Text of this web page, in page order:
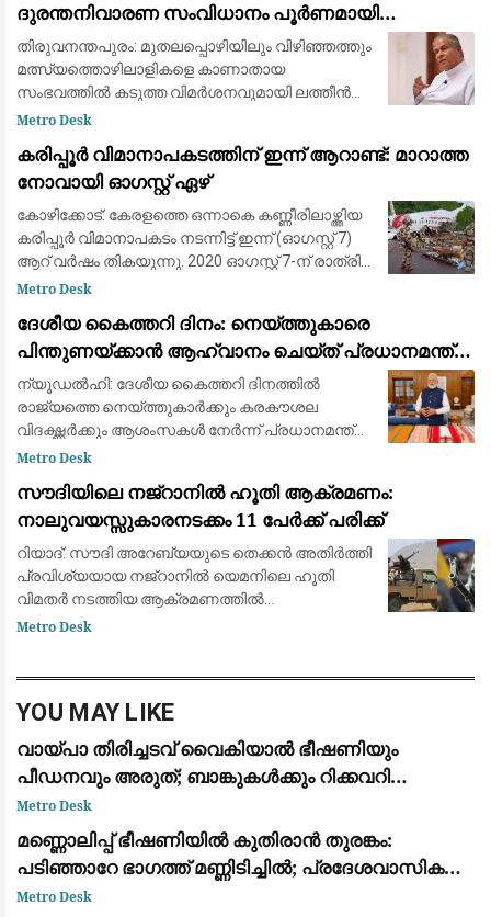
ദുരന്തനിവാരണ സംവിധാനം പൂർണമായി
പരാജയപ്പെട്ടു; കടുത്ത വിമർശനവുമായി ഫാ. യൂജിൻ
പെരേര
തിരുവനന്തപുരം: മുതലപ്പൊഴിയിലും വിഴിഞ്ഞത്തും
മത്സ്യത്തൊഴിലാളികളെ കാണാതായ
സംഭവത്തില്‍ കടുത്ത വിമര്‍ശനവുമായി ലത്തീന്‍
സഭ വികാരി ജനറല്‍ ഫാ. യൂജിന്‍ പെരേര. സംഭവം
Metro Desk
കരിപ്പൂർ വിമാനാപകടത്തിന് ഇന്ന് ആറാണ്ട്: മാറാത്ത
നോവായി ഓഗസ്റ്റ് ഏഴ്
കോഴിക്കോട്: കേരളത്തെ ഒന്നാകെ കണ്ണീരിലാഴ്ത്തിയ
കരിപ്പൂർ വിമാനാപകടം നടന്നിട്ട് ഇന്ന് (ഓഗസ്റ്റ് 7)
ആറ് വർഷം തികയുന്നു. 2020 ഓഗസ്റ്റ് 7-ന് രാത്രി
കനത്ത മഴയത്ത് ദുബായിൽ നിന്ന് എത്തിയ എയർ
Metro Desk
ദേശീയ കൈത്തറി ദിനം: നെയ്ത്തുകാരെ
പിന്തുണയ്ക്കാൻ ആഹ്വാനം ചെയ്ത് പ്രധാനമന്ത്രി
നരേന്ദ്ര മോദി
ന്യൂഡൽഹി: ദേശീയ കൈത്തറി ദിനത്തിൽ
രാജ്യത്തെ നെയ്ത്തുകാർക്കും കരകൗശല
വിദഗ്ദ്ധർക്കും ആശംസകൾ നേർന്ന് പ്രധാനമന്ത്രി
നരേന്ദ്ര മോദി. ഇന്ത്യയുടെ സമ്പന്നമായ
മാറ്റിവെച്ച
Metro Desk
സൗദിയിലെ നജ്‌റാനിൽ ഹൂതി ആക്രമണം:
നാലുവയസ്സുകാരനടക്കം 11 പേർക്ക് പരിക്ക്
റിയാദ്: സൗദി അറേബ്യയുടെ തെക്കൻ അതിർത്തി
പ്രവിശ്യയായ നജ്‌റാനിൽ യെമനിലെ ഹൂതി
വിമതർ നടത്തിയ ആക്രമണത്തിൽ
നാലുവയസ്സുകാരൻ ഉൾപ്പെടെ 11 പേർക്ക്
Metro Desk
YOU MAY LIKE
വായ്പാ തിരിച്ചടവ് വൈകിയാൽ ഭീഷണിയും
പീഡനവും അരുത്; ബാങ്കുകൾക്കും റിക്കവറി
ഏജൻസികൾക്കും കർശന നിയന്ത്രണങ്ങളുമായി
ആർ.ബി.ഐ
Metro Desk
മണ്ണൊലിപ്പ് ഭീഷണിയിൽ കുതിരാൻ തുരങ്കം:
പടിഞ്ഞാറേ ഭാഗത്ത് മണ്ണിടിച്ചിൽ; പ്രദേശവാസികളും
യാത്രക്കാരും ആശങ്കയിൽ
Metro Desk